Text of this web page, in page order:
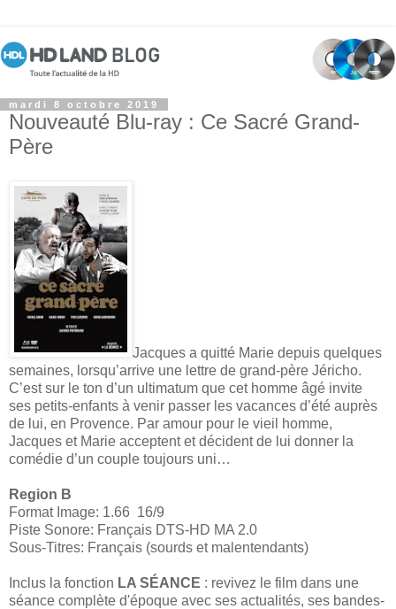
mardi 8 octobre 2019
Nouveauté Blu-ray : Ce Sacré Grand-
Père
Jacques a quitté Marie depuis quelques
semaines, lorsqu’arrive une lettre de grand-père Jéricho.
C’est sur le ton d’un ultimatum que cet homme âgé invite
ses petits-enfants à venir passer les vacances d’été auprès
de lui, en Provence. Par amour pour le vieil homme,
Jacques et Marie acceptent et décident de lui donner la
comédie d’un couple toujours uni…
Region B
Format Image: 1.66 16/9
Piste Sonore: Français DTS-HD MA 2.0
Sous-Titres: Français (sourds et malentendants)
Inclus la fonction LA SÉANCE : revivez le film dans une
séance complète d'époque avec ses actualités, ses bandes-